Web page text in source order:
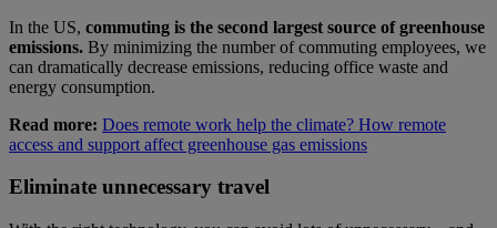
In the US, commuting is the second largest source of greenhouse
emissions. By minimizing the number of commuting employees, we
can dramatically decrease emissions, reducing office waste and
energy consumption.
Read more: Does remote work help the climate? How remote
access and support affect greenhouse gas emissions
Eliminate unnecessary travel